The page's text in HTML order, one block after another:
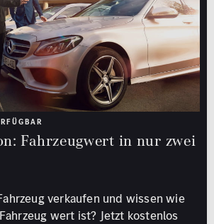
Fahrzeugwert in nur zwei
verkaufen und wissen wie
wert ist? Jetzt kostenlos